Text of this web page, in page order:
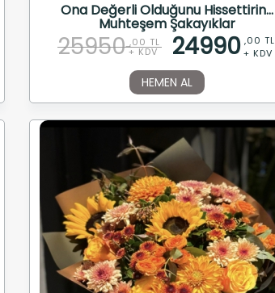
Ona Değerli Olduğunu Hissettirin...
Muhteşem Şakayıklar
25950 ,00 TL
+ KDV 24990 ,00 TL
+ KDV
HEMEN AL